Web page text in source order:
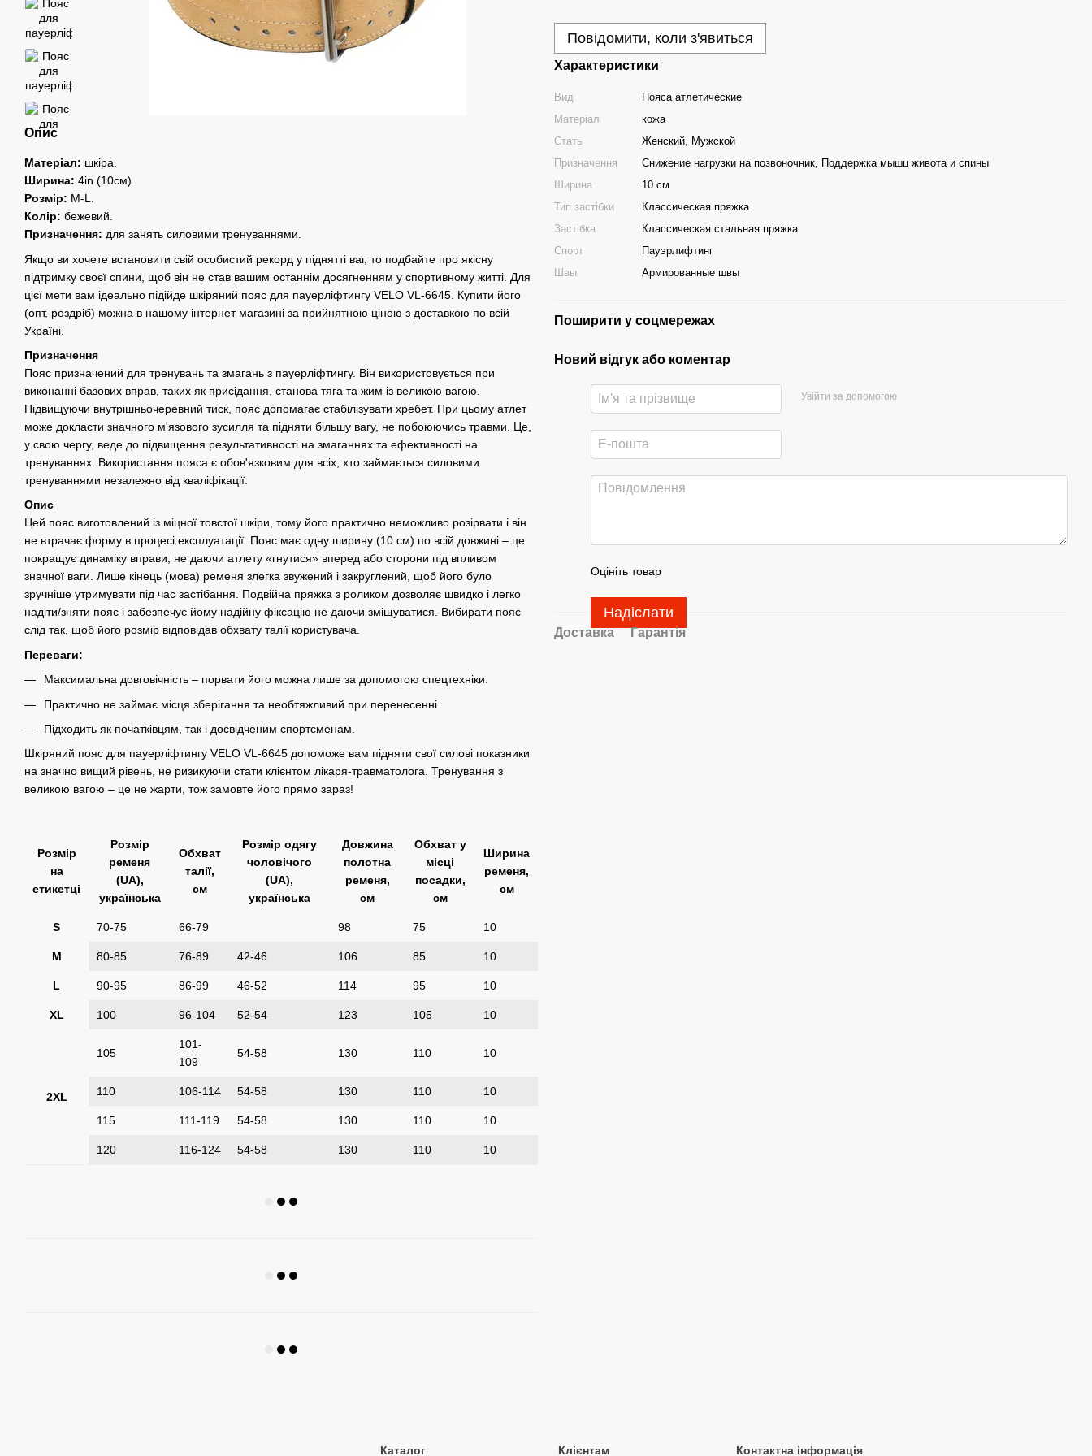
Опис
Матеріал: шкіра.
Ширина: 4in (10см).
Розмір: M-L.
Колір: бежевий.
Призначення: для занять силовими тренуваннями.
Якщо ви хочете встановити свій особистий рекорд у піднятті ваг, то подбайте про якісну
підтримку своєї спини, щоб він не став вашим останнім досягненням у спортивному житті. Для
цієї мети вам ідеально підійде шкіряний пояс для пауерліфтингу VELO VL-6645. Купити його
(опт, роздріб) можна в нашому інтернет магазині за прийнятною ціною з доставкою по всій
Україні.
Призначення
Пояс призначений для тренувань та змагань з пауерліфтингу. Він використовується при
виконанні базових вправ, таких як присідання, станова тяга та жим із великою вагою.
Підвищуючи внутрішньочеревний тиск, пояс допомагає стабілізувати хребет. При цьому атлет
може докласти значного м'язового зусилля та підняти більшу вагу, не побоюючись травми. Це,
у свою чергу, веде до підвищення результативності на змаганнях та ефективності на
тренуваннях. Використання пояса є обов'язковим для всіх, хто займається силовими
тренуваннями незалежно від кваліфікації.
Опис
Цей пояс виготовлений із міцної товстої шкіри, тому його практично неможливо розірвати і він
не втрачає форму в процесі експлуатації. Пояс має одну ширину (10 см) по всій довжині – це
покращує динаміку вправи, не даючи атлету «гнутися» вперед або сторони під впливом
значної ваги. Лише кінець (мова) ременя злегка звужений і закруглений, щоб його було
зручніше утримувати під час застібання. Подвійна пряжка з роликом дозволяє швидко і легко
надіти/зняти пояс і забезпечує йому надійну фіксацію не даючи зміщуватися. Вибирати пояс
слід так, щоб його розмір відповідав обхвату талії користувача.
Переваги:
Максимальна довговічність – порвати його можна лише за допомогою спецтехніки.
Практично не займає місця зберігання та необтяжливий при перенесенні.
Підходить як початківцям, так і досвідченим спортсменам.
Шкіряний пояс для пауерліфтингу VELO VL-6645 допоможе вам підняти свої силові показники
на значно вищий рівень, не ризикуючи стати клієнтом лікаря-травматолога. Тренування з
великою вагою – це не жарти, тож замовте його прямо зараз!
Розмір
на
етикетці
Розмір
ременя
(UA),
українська
Обхват
талії,
см
Розмір одягу
чоловічого
(UA),
українська
Довжина
полотна
ременя,
см
Обхват у
місці
посадки,
см
Ширина
ременя,
см
S 70-75 66-79 98 75 10
M 80-85 76-89 42-46 106 85 10
L 90-95 86-99 46-52 114 95 10
XL 100 96-104 52-54 123 105 10
2XL
105
101-
109
54-58 130 110 10
110 106-114 54-58 130 110 10
115 111-119 54-58 130 110 10
120 116-124 54-58 130 110 10
Повідомити, коли з'явиться
Характеристики
Вид
Пояса атлетические
Матеріал
кожа
Стать
Женский, Мужской
Призначення
Снижение нагрузки на позвоночник, Поддержка мышц живота и спины
Ширина
10 см
Тип застібки
Классическая пряжка
Застібка
Классическая стальная пряжка
Спорт
Пауэрлифтинг
Швы
Армированные швы
Поширити у соцмережах
Новий відгук або коментар
Увійти за допомогою
Оцініть товар
Надіслати
Доставка Гарантія
Каталог Клієнтам Контактна інформація